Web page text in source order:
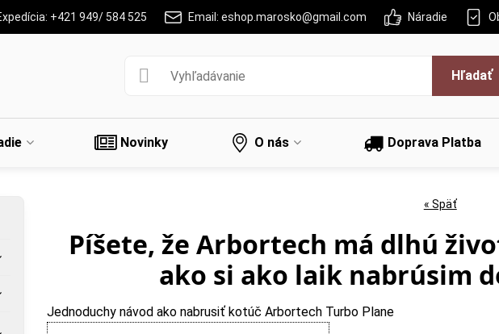
+421 949/ 584 525 Email: eshop.marosko@gmail.com Náradie
Hľadať
Novinky O nás Doprava Platba
« Späť
Píšete, že Arbortech má dlhú
ako si ako laik nabrúsim
Jednoduchy návod ako nabrusiť kotúč Arbortech Turbo Plane